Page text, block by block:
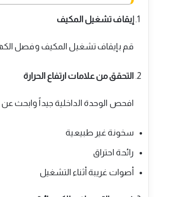
إيقاف تشغيل المكيف
قم بإيقاف تشغيل المكيف وفصل
التحقق من علامات ارتفاع الحرارة
افحص الوحدة الداخلية جيداً وابحث
سخونة غير طبيعية
رائحة احتراق
أصوات غريبة أثناء التشغيل